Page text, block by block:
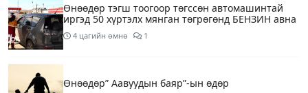
Өнөөдөр тэгш тоогоор төгссөн автомашинтай
иргэд 50 хүртэлх мянган төгрөгөнд БЕНЗИН авна
4 цагийн өмнө 1
Өнөөдөр” Аавуудын баяр”-ын өдөр